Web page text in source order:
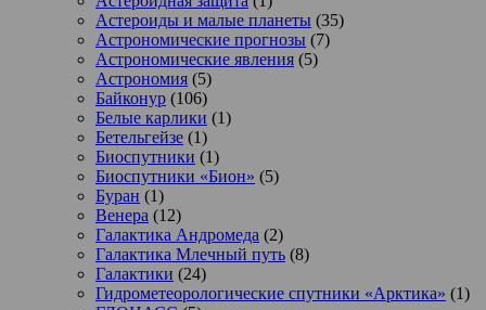
Астероиды и малые планеты (35)
Астрономические прогнозы (7)
Астрономические явления (5)
Астрономия (5)
Байконур (106)
Белые карлики (1)
Бетельгейзе (1)
Биоспутники (1)
Биоспутники «Бион» (5)
Буран (1)
Венера (12)
Галактика Андромеда (2)
Галактика Млечный путь (8)
Галактики (24)
Гидрометеорологические спутники «Арктика» (1)